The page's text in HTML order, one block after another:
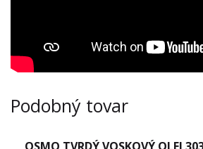
Podobný tovar